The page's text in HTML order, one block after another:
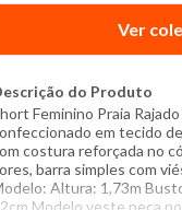
Ver
do Produto
Feminino Praia
em tecido
costura reforçada no
barra simples com
Altura: 1,73m
Modelo veste peça